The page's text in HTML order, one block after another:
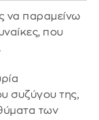
να παραμείνω
που
συζύγου της,
των